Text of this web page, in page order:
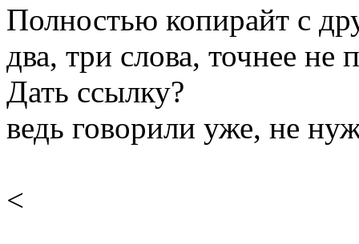
Полностью копирайт с
два, три слова, точнее не
Дать ссылку?
ведь говорили уже, не
<